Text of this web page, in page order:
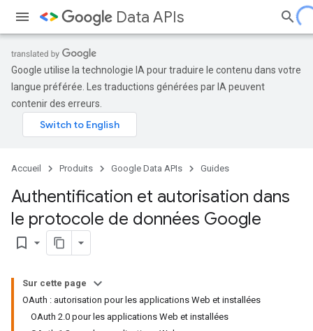
Data APIs
Google utilise la technologie IA pour traduire le contenu dans votre
langue préférée. Les traductions générées par IA peuvent
contenir des erreurs.
Accueil Produits Google Data APIs Guides
Authentification et autorisation dans
le protocole de données Google
bookmark_border
Sur cette page
OAuth : autorisation pour les applications Web et installées
OAuth 2.0 pour les applications Web et installées